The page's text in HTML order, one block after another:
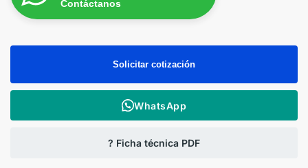
Contáctanos
Solicitar cotización
WhatsApp
? Ficha técnica PDF